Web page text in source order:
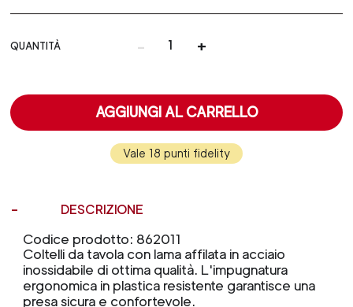
QUANTITÀ - +
AGGIUNGI AL CARRELLO
Vale 18 punti fidelity
DESCRIZIONE
Codice prodotto: 862011
Coltelli da tavola con lama affilata in acciaio
inossidabile di ottima qualità. L'impugnatura
ergonomica in plastica resistente garantisce una
presa sicura e confortevole.